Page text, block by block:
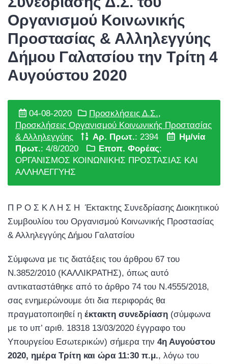
Οργανισμού Κοινωνικής
Προστασίας & Αλληλεγγύης
Δήμου Γαλατσίου την Τρίτη 4
Αυγούστου 2020
04-08-2020 Προσκλήσεις Δ.Σ.,
Προσκλήσεις Οργανισμού Κοινωνικής Προστασίας
& Αλληλεγγύης
Αρ. Πρωτ.: 2394
Ημ/νία
Πρωτ.: 4/8/2020 Εποπ. Φορέας:
ΟΡΓΑΝΙΣΜΟΣ ΚΟΙΝΩΝΙΚΗΣ ΠΡΟΣΤΑΣΙΑΣ ΚΑΙ
ΑΛΛΗΛΕΓΓΥΗΣ
Π Ρ Ο Σ Κ Λ Η Σ Η Έκτακτης Συνεδρίασης Διοικητικού
Συμβουλίου του Οργανισμού Κοινωνικής Προστασίας
& Αλληλεγγύης Δήμου Γαλατσίου
Σύμφωνα με τις διατάξεις του άρθρου 67 του
Ν.3852/2010 (ΚΑΛΛΙΚΡΑΤΗΣ), όπως αυτό
αντικαταστάθηκε από το άρθρο 74 του Ν.4555/2018,
σας ενημερώνουμε ότι δια περιφοράς θα
πραγματοποιηθεί η έκτακτη συνεδρίαση (σύμφωνα
με το υπ’ αριθ. 18318 13/03/2020 έγγραφο του
Υπουργείου Εσωτερικών) σήμερα την 4η Αυγούστου
2020, ημέρα Τρίτη και ώρα 11:30 π.μ., λόγω του